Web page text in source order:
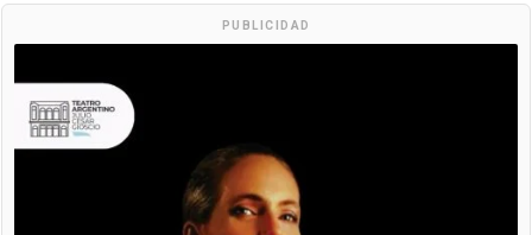
PUBLICIDAD